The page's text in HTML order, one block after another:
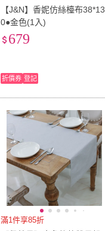
【J&N】香妮仿絲檯布38*13
0●金色(1入)
679
折價券 登記
滿1件享85折